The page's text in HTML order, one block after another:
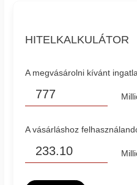
HITELKALKULÁTOR
A megvásárolni kívánt
A vásárláshoz